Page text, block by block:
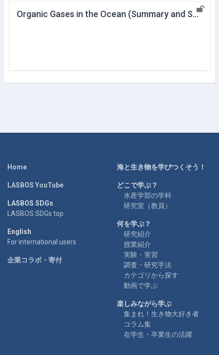
Organic Gases in the Ocean (Summary and Supplement)
Home
LASBOS YouTube
LASBOS SDGs
LASBOS SDGs top
English
For international users
企業コラボ・寄付
海と生き物を学びつくそう！
どこで学ぶ？
水産学部の学科
研究室（教員）
何を学ぶ？
研究紹介
授業紹介
実験・実習
調査・研究手法
カテゴリから探す
動画で学ぶ
楽しみながら学ぶ
集まれ！生き物大好き者
コラム集
在学生・卒業生の活躍